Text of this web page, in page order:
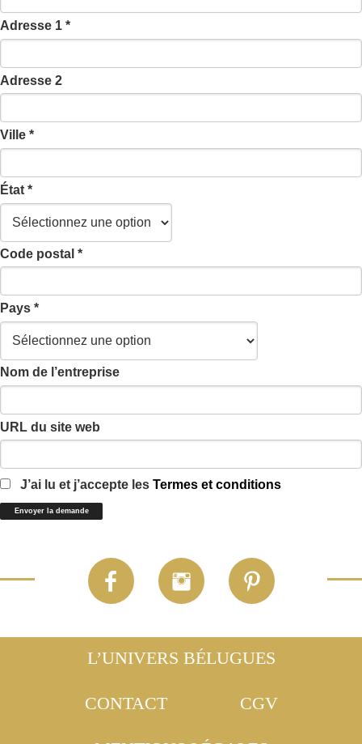
Adresse 1 *
Adresse 2
Ville *
État *
Code postal *
Pays *
Nom de l’entreprise
URL du site web
J’ai lu et j’accepte les Termes et conditions
L’UNIVERS BÉLUGUES
CONTACT CGV